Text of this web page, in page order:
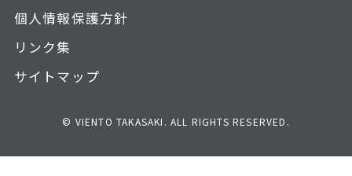
個人情報保護方針
リンク集
サイトマップ
© VIENTO TAKASAKI. ALL RIGHTS RESERVED.